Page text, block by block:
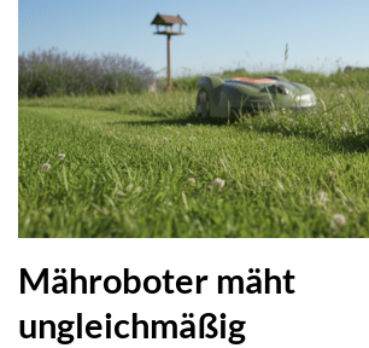
Mähroboter mäht
ungleichmäßig